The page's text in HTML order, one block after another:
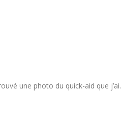
une photo du quick-aid que j’ai.